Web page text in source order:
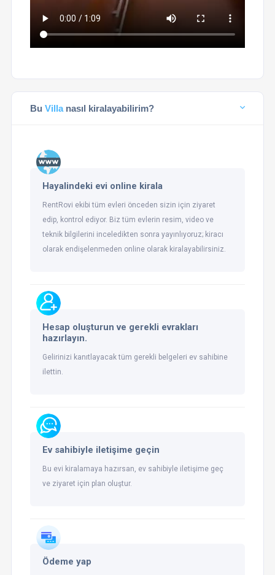
Bu Villa nasıl kiralayabilirim?
Hayalindeki evi online kirala
RentRovi ekibi tüm evleri önceden sizin için ziyaret
edip, kontrol ediyor. Biz tüm evlerin resim, video ve
teknik bilgilerini inceledikten sonra yayınlıyoruz; kiracı
olarak endişelenmeden online olarak kiralayabilirsiniz.
Hesap oluşturun ve gerekli evrakları
hazırlayın.
Gelirinizi kanıtlayacak tüm gerekli belgeleri ev sahibine
ilettin.
Ev sahibiyle iletişime geçin
Bu evi kiralamaya hazırsan, ev sahibiyle iletişime geç
ve ziyaret için plan oluştur.
Ödeme yap